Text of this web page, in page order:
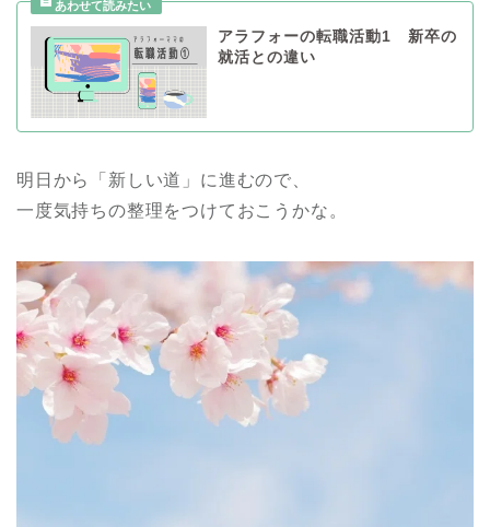
アラフォーの転職活動1 新卒の
就活との違い
明日から「新しい道」に進むので、
一度気持ちの整理をつけておこうかな。